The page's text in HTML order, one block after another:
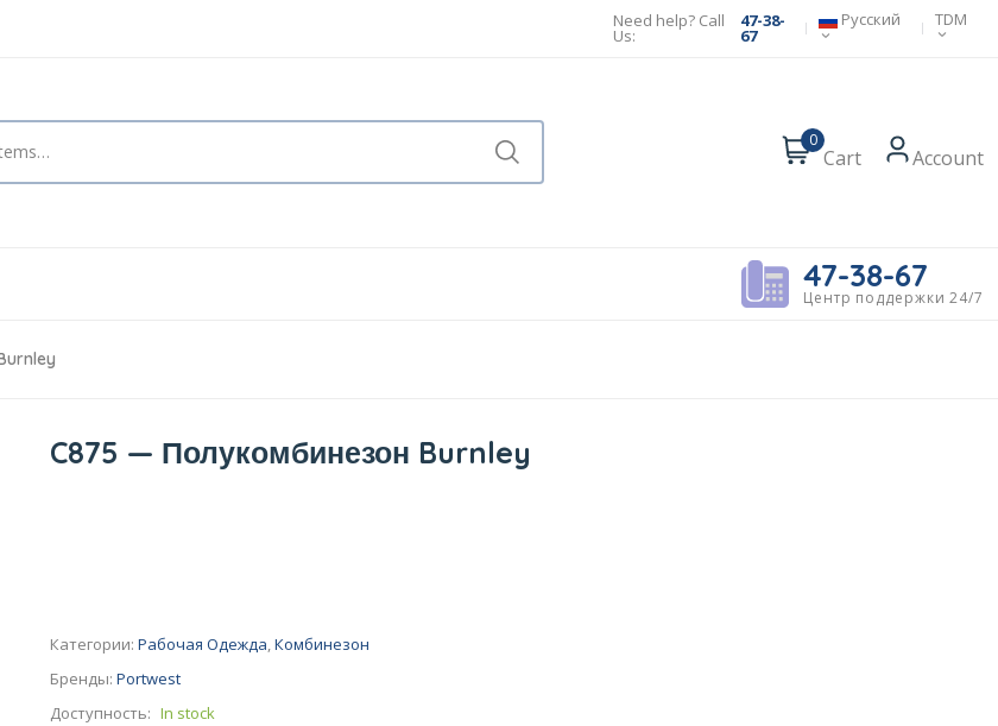
Need help? Call
Us:
47-38-
67
Русский TDM
0
Cart Account
47-38-67
Центр поддержки 24/7
C875 — Полукомбинезон Burnley
Категории: Рабочая Одежда,Комбинезон
Бренды: Portwest
Доступность: In stock